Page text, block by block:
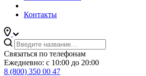
Контакты
Связаться по телефонам
Ежедневно: с 10:00 до 20:00
8 (800) 350 00 47